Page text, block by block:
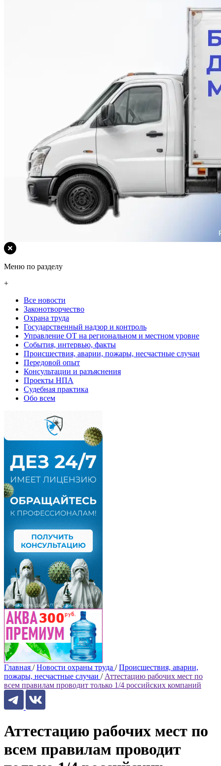
Меню по разделу
+
Все новости
Законотворчество
Охрана труда
Государственный надзор и контроль
Управление ОТ на региональном и местном уровне
События, интервью, факты
Происшествия, аварии, пожары, несчастные случаи
Передовой опыт
Консультации и разъяснения
Проекты НПА
Судебная практика
Обо всем
Главная / Новости охраны труда / Происшествия, аварии,
пожары, несчастные случаи / Аттестацию рабочих мест по
всем правилам проводит только 1/4 российских компаний
Аттестацию рабочих мест по
всем правилам проводит